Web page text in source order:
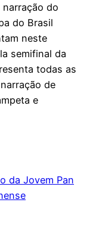
do
do Brasil
neste
semifinal da
todas as
de
e